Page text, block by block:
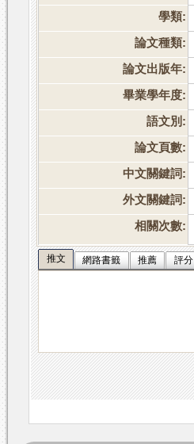
學類:
論文種類:
論文出版年:
畢業學年度:
語文別:
論文頁數:
中文關鍵詞:
外文關鍵詞:
相關次數:
推文 網路書籤 推薦 評分